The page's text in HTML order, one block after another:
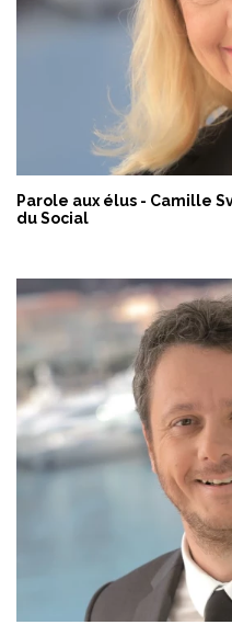
Parole aux élus - Camille
du Social